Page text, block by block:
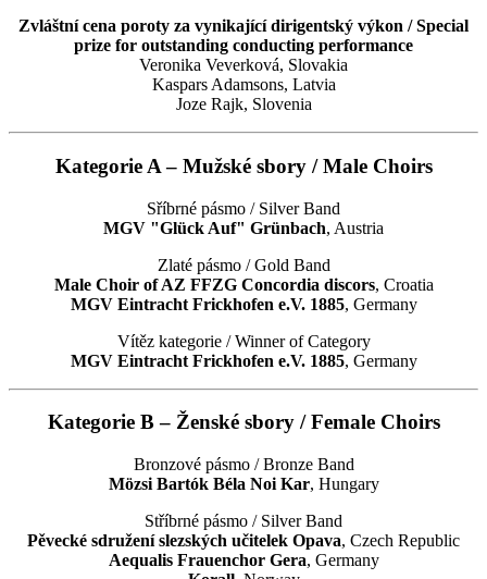
Zvláštní cena poroty za vynikající dirigentský výkon / Special
prize for outstanding conducting performance
Veronika Veverková, Slovakia
Kaspars Adamsons, Latvia
Joze Rajk, Slovenia
Kategorie A – Mužské sbory / Male Choirs
Sříbrné pásmo / Silver Band
MGV "Glück Auf" Grünbach, Austria
Zlaté pásmo / Gold Band
Male Choir of AZ FFZG Concordia discors, Croatia
MGV Eintracht Frickhofen e.V. 1885, Germany
Vítěz kategorie / Winner of Category
MGV Eintracht Frickhofen e.V. 1885, Germany
Kategorie B – Ženské sbory / Female Choirs
Bronzové pásmo / Bronze Band
Mözsi Bartók Béla Noi Kar, Hungary
Stříbrné pásmo / Silver Band
Pěvecké sdružení slezských učitelek Opava, Czech Republic
Aequalis Frauenchor Gera, Germany